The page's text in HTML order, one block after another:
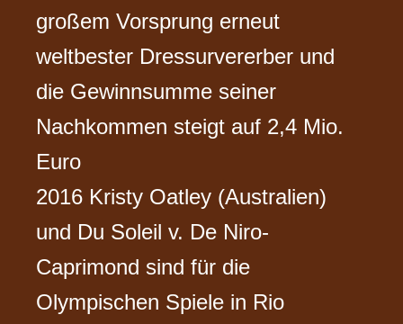
großem Vorsprung erneut
weltbester Dressurvererber und
die Gewinnsumme seiner
Nachkommen steigt auf 2,4 Mio.
Euro
2016 Kristy Oatley (Australien)
und Du Soleil v. De Niro-
Caprimond sind für die
Olympischen Spiele in Rio